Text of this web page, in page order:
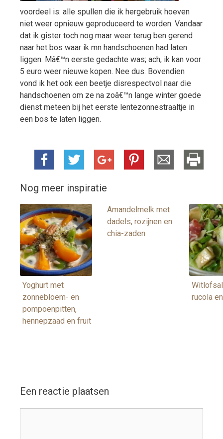
voordeel is: alle spullen die ik hergebruik hoeven
niet weer opnieuw geproduceerd te worden. Vandaar
dat ik gister toch nog maar weer terug ben gerend
naar het bos waar ik mn handschoenen had laten
liggen. Mâ€™n eerste gedachte was; ach, ik kan voor
5 euro weer nieuwe kopen. Nee dus. Bovendien
vond ik het ook een beetje disrespectvol naar die
handschoenen om ze na zoâ€™n lange winter goede
dienst meteen bij het eerste lentezonnestraaltje in
een bos te laten liggen.
Nog meer inspiratie
Yoghurt met
zonnebloem- en
pompoenpitten,
hennepzaad en fruit
Amandelmelk met
dadels, rozijnen en
chia-zaden
rucola
Een reactie plaatsen